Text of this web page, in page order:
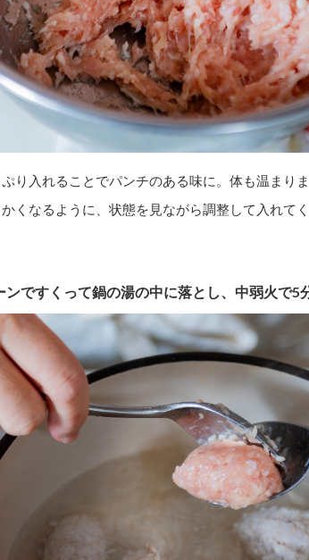
り入れることでパンチのある味に。体も温まりま
くなるように、状態を見ながら調整して入れて
ンですくって鍋の湯の中に落とし、中弱火で5